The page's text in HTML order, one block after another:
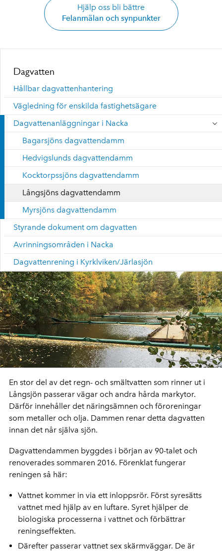
Hjälp oss bli bättre
Felanmälan och synpunkter
Dagvatten
Hållbar dagvattenhantering
Vägledning för enskilda fastighetsägare
Dagvattenanläggningar i Nacka
Bagarsjöns dagvattendamm
Hedvigslunds dagvattendamm
Kocktorpssjöns dagvattendamm
Långsjöns dagvattendamm
Myrsjöns dagvattendamm
Styrande dokument om dagvatten
Avrinningsområden i Nacka
Dagvattenrening i Kyrklviken/Järlasjön
En stor del av det regn- och smältvatten som rinner ut i
Långsjön passerar vägar och andra hårda markytor.
Därför innehåller det näringsämnen och föroreningar
som metaller och olja. Dammen renar detta dagvatten
innan det når själva sjön.
Dagvattendammen byggdes i början av 90-talet och
renoverades sommaren 2016. Förenklat fungerar
reningen så här:
Vattnet kommer in via ett inloppsrör. Först syresätts
vattnet med hjälp av en luftare. Syret hjälper de
biologiska processerna i vattnet och förbättrar
reningseffekten.
Därefter passerar vattnet sex skärmväggar. De är